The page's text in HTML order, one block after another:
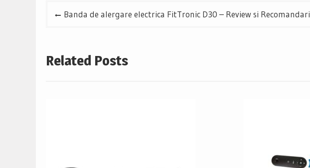
Navigare
articole
Banda de alergare electrica FitTronic D30 – Review si Recomandari
Related Posts